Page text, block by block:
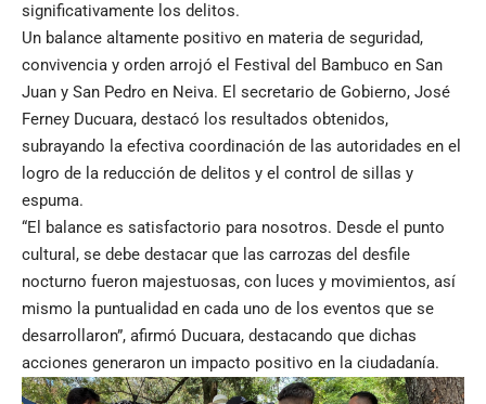
significativamente los delitos.
Un balance altamente positivo en materia de seguridad,
convivencia y orden arrojó el Festival del Bambuco en San
Juan y San Pedro en Neiva. El secretario de Gobierno, José
Ferney Ducuara, destacó los resultados obtenidos,
subrayando la efectiva coordinación de las autoridades en el
logro de la reducción de delitos y el control de sillas y
espuma.
“El balance es satisfactorio para nosotros. Desde el punto
cultural, se debe destacar que las carrozas del desfile
nocturno fueron majestuosas, con luces y movimientos, así
mismo la puntualidad en cada uno de los eventos que se
desarrollaron”, afirmó Ducuara, destacando que dichas
acciones generaron un impacto positivo en la ciudadanía.